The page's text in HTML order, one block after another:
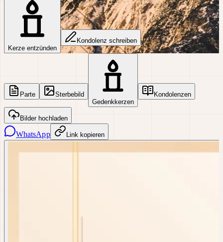
Kerze entzünden
Kondolenz schreiben
Parte
Sterbebild
Gedenkkerzen
Kondolenzen
Bilder hochladen
WhatsApp Link kopieren